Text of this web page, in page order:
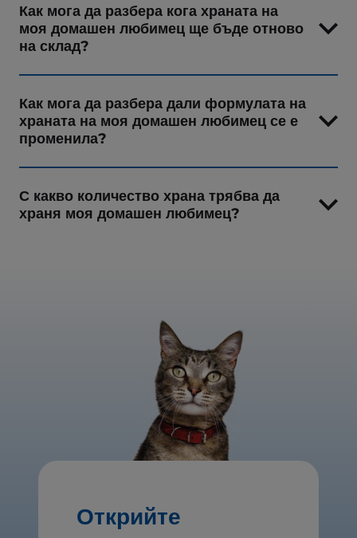
Как мога да разбера кога храната на
моя домашен любимец ще бъде отново
на склад?
Как мога да разбера дали формулата на
храната на моя домашен любимец се е
променила?
С какво количество храна трябва да
храня моя домашен любимец?
Открийте